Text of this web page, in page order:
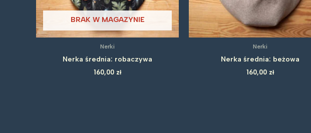
BRAK W MAGAZYNIE
Nerki
Nerka średnia: robaczywa
160,00 zł
Nerki
Nerka średnia: beżowa
160,00 zł